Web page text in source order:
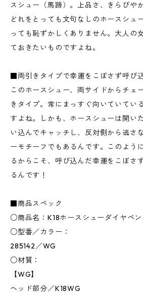
スシュー（馬蹄）。上品さ、きらびや
どれをとっても文句なしのホースシュ
っても恥ずかしくありません。大人の
ておきたいものですよね。
■両引きタイプで幸運をこぼさず呼び
このホースシュー、両サイドからチェ
きタイプ。常にまっすぐ向いていてい
すよね。しかも、ホースシューは開い
い込んでキャッチし、反対側から逃さ
ーモチーフでもあるんです。このよう
るからこそ、呼び込んだ幸運をこぼさ
るんです！
■商品スペック
○商品名：K18ホースシューダイヤペン
○型番／カラー：
285142／WG
○材質：
【WG】
ヘッド部分／K18WG